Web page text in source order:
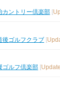
カントリー倶楽部
後ゴルフクラブ [
ゴルフ倶楽部 Update